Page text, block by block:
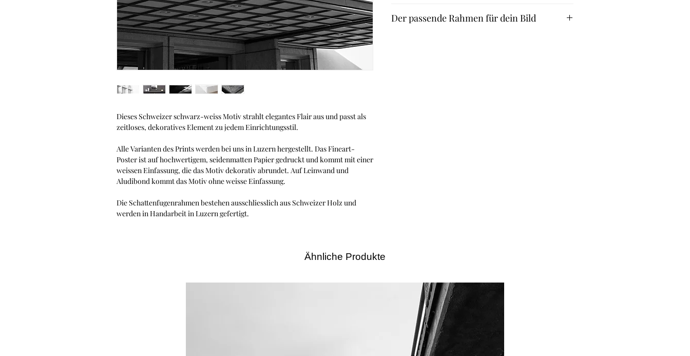
Dieses Schweizer schwarz-weiss Motiv strahlt elegantes Flair aus und passt als
zeitloses, dekoratives Element zu jedem Einrichtungsstil.
Alle Varianten des Prints werden bei uns in Luzern hergestellt. Das Fineart-
Poster ist auf hochwertigem, seidenmatten Papier gedruckt und kommt mit einer
weissen Einfassung, die das Motiv dekorativ abrundet. Auf Leinwand und
Aludibond kommt das Motiv ohne weisse Einfassung.
Die Schattenfugenrahmen bestehen ausschliesslich aus Schweizer Holz und
werden in Handarbeit in Luzern gefertigt.
Leinwand und Aludibond: 4-5 Werktage
Der passende Rahmen für dein Bild
Ähnliche Produkte